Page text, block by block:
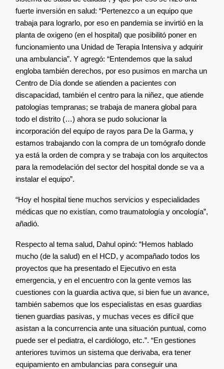
fuerte inversión en salud: “Pertenezco a un equipo que
trabaja para lograrlo, por eso en pandemia se invirtió en la
planta de oxigeno (en el hospital) que posibilitó poner en
funcionamiento una Unidad de Terapia Intensiva y adquirir
una ambulancia”. Y agregó: “Entendemos que la salud
engloba también derechos, por eso pusimos en marcha un
Centro de Día donde se atienden a pacientes con
discapacidad, también el centro para la niñez, que atiende
patologías tempranas; se trabaja de manera global para
todo el distrito (…) ahora se pudo solucionar la
incorporación del equipo de rayos para De la Garma, y
estamos trabajando con la compra de un tomógrafo donde
ya está la orden de compra y se trabaja con los arquitectos
para la remodelación del sector del hospital donde se va a
instalar el equipo”.
“Hoy el hospital tiene muchos servicios y especialidades
médicas que no existían, como traumatología y oncología”,
añadió.
Respecto al tema salud, Dahul opinó: “Hemos hablado
mucho (de la salud) en el HCD, y acompañado todos los
proyectos que ha presentado el Ejecutivo en esta
emergencia, y en el encuentro con la gente vemos las
cuestiones con la guardia activa que, si bien fue un avance,
también sabemos que los especialistas en esas guardias
tienen guardias pasivas, y muchas veces es difícil que
asistan a la concurrencia ante una situación puntual, como
puede ser el pediatra, el cardiólogo, etc.”. “En gestiones
anteriores tuvimos un sistema que derivaba, era tener
equipamiento en ambulancias para conseguir una